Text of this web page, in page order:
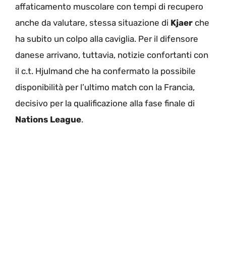
affaticamento muscolare con tempi di recupero
anche da valutare, stessa situazione di Kjaer che
ha subito un colpo alla caviglia. Per il difensore
danese arrivano, tuttavia, notizie confortanti con
il c.t. Hjulmand che ha confermato la possibile
disponibilità per l’ultimo match con la Francia,
decisivo per la qualificazione alla fase finale di
Nations League.